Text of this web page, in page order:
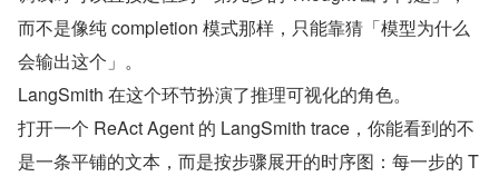
而不是像纯 completion 模式那样，只能靠猜「模型为什么
会输出这个」。
LangSmith 在这个环节扮演了推理可视化的角色。
打开一个 ReAct Agent 的 LangSmith trace，你能看到的不
是一条平铺的文本，而是按步骤展开的时序图：每一步的 T